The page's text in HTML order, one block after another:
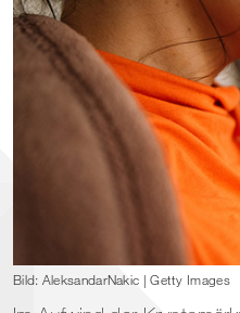
Bild: AleksandarNakic | Getty Images